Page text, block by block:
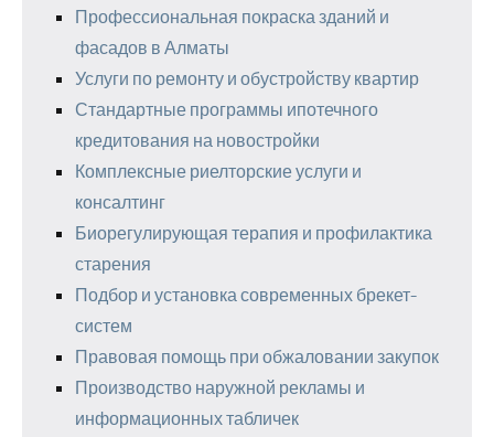
Профессиональная покраска зданий и
фасадов в Алматы
Услуги по ремонту и обустройству квартир
Стандартные программы ипотечного
кредитования на новостройки
Комплексные риелторские услуги и
консалтинг
Биорегулирующая терапия и профилактика
старения
Подбор и установка современных брекет-
систем
Правовая помощь при обжаловании закупок
Производство наружной рекламы и
информационных табличек